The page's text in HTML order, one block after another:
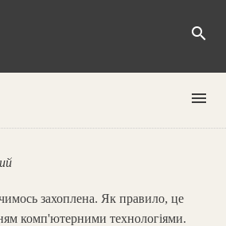
search
menu
захоплена. Як правило, це
комп'ютерними технологіями.